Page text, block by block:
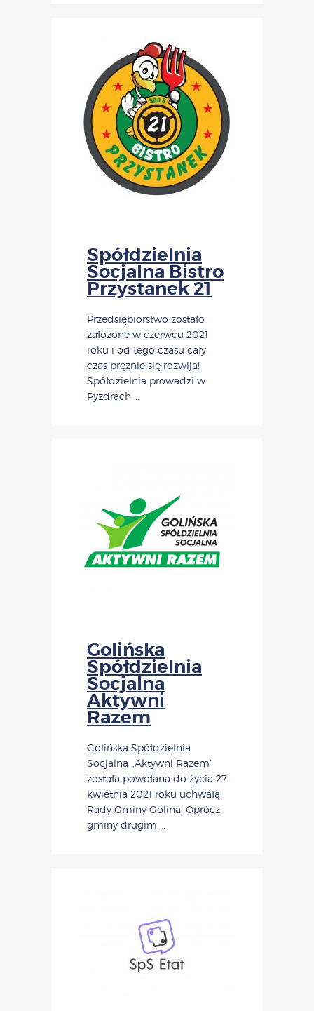
Spółdzielnia
Socjalna Bistro
Przystanek 21
Przedsiębiorstwo zostało
założone w czerwcu 2021
roku i od tego czasu cały
czas prężnie się rozwija!
Spółdzielnia prowadzi w
Pyzdrach …
Golińska
Spółdzielnia
Socjalna
Aktywni
Razem
Golińska Spółdzielnia
Socjalna „Aktywni Razem”
została powołana do życia 27
kwietnia 2021 roku uchwałą
Rady Gminy Golina. Oprócz
gminy drugim …